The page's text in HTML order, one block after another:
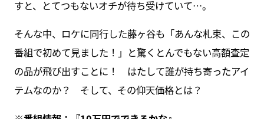
すと、とてつもないオチが待ち受けていて…。
そんな中、ロケに同行した藤ヶ谷も「あんな札束、この
番組で初めて見ました！」と驚くとんでもない高額査定
の品が飛び出すことに！ はたして誰が持ち寄ったアイ
テムなのか？ そして、その仰天価格とは？